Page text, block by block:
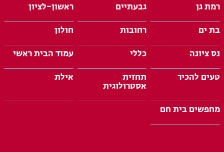
רמת גן
גבעתיים
ראשון-לציון
בת ים
רחובות
חולון
נס ציונה
כללי
עמוד הבית ראשי
טעים להכיר
תחזית
אסטרולוגית
אילת
מחפשים בית חם